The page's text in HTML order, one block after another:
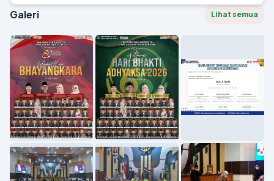
Galeri Lihat semua